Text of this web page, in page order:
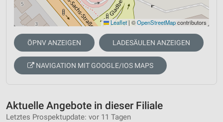
Leaflet| ©OpenStreetMapcontributors
ÖPNV ANZEIGEN LADESÄULEN ANZEIGEN
NAVIGATION MIT GOOGLE/IOS MAPS
Aktuelle Angebote in dieser Filiale
Letztes Prospektupdate: vor 11 Tagen